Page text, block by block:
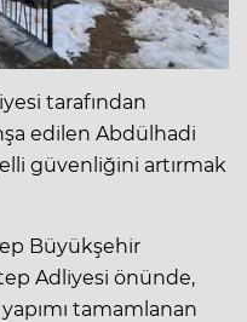
tarafından
edilen Abdülhadi
güvenliğini artırmak
Büyükşehir
Adliyesi önünde,
tamamlanan